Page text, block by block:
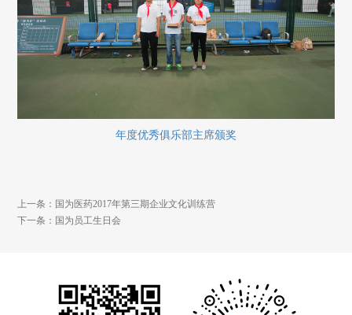
年度优秀俱乐部主席颁奖
上一条：国为医药2017年第三期企业文化训练营
下一条：国为员工生日会